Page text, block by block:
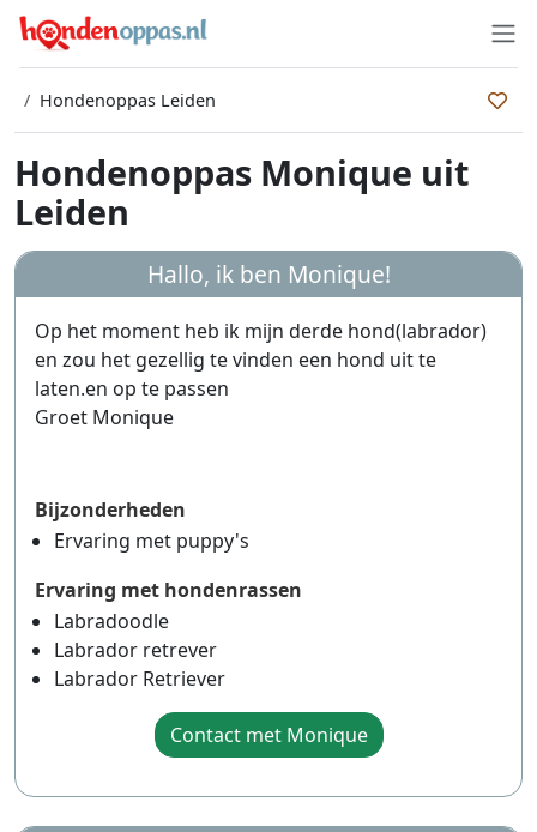
Hondenoppas Leiden
Hondenoppas Monique uit
Leiden
Hallo, ik ben Monique!
Op het moment heb ik mijn derde hond(labrador)
en zou het gezellig te vinden een hond uit te
laten.en op te passen
Groet Monique
Bijzonderheden
Ervaring met puppy's
Ervaring met hondenrassen
Labradoodle
Labrador retrever
Labrador Retriever
Contact met Monique